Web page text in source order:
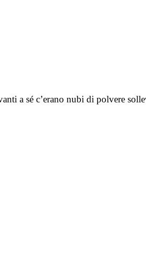
a sé c’erano nubi di polvere